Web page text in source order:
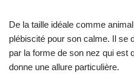
De la taille idéale comme
plébiscité pour son calme. Il se
par la forme de son nez qui est
donne une allure particulière.